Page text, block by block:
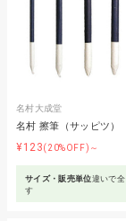
名村大成堂
名村 擦筆（サッピツ）
¥123(20%OFF)～
サイズ・販売単位違いで全
す